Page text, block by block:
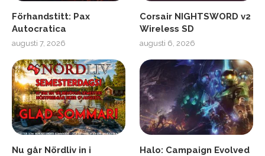
Förhandstitt: Pax
Autocratica
augusti 7, 2026
Corsair NIGHTSWORD v2
Wireless SD
augusti 6, 2026
Nu går Nördliv in i
Halo: Campaign Evolved